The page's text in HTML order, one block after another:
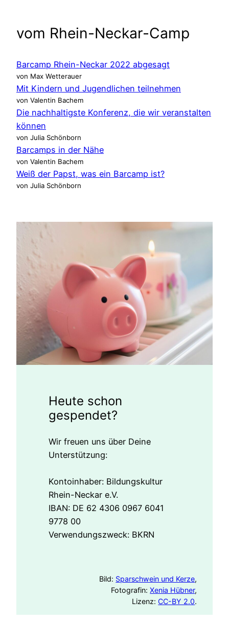
vom Rhein-Neckar-Camp
Barcamp Rhein-Neckar 2022 abgesagt
von Max Wetterauer
Mit Kindern und Jugendlichen teilnehmen
von Valentin Bachem
Die nachhaltigste Konferenz, die wir veranstalten
können
von Julia Schönborn
Barcamps in der Nähe
von Valentin Bachem
Weiß der Papst, was ein Barcamp ist?
von Julia Schönborn
Heute schon
gespendet?
Wir freuen uns über Deine
Unterstützung:
Kontoinhaber: Bildungskultur
Rhein-Neckar e.V.
IBAN: DE 62 4306 0967 6041
9778 00
Verwendungszweck: BKRN
Bild: Sparschwein und Kerze,
Fotografin:Xenia Hübner,
Lizenz:CC-BY 2.0.